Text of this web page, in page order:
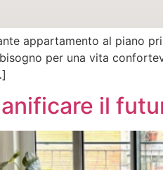
appartamento al piano
per una vita
il